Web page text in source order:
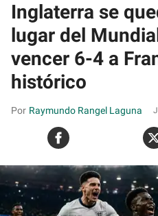
Inglaterra se
lugar del
vencer 6-4 a
histórico
Raymundo Rangel Laguna